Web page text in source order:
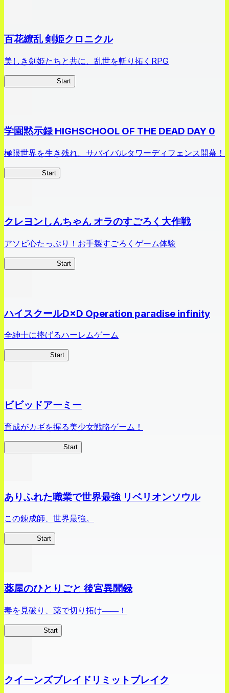
百花繚乱 剣姫クロニクル
美しき剣姫たちと共に、乱世を斬り拓くRPG
Start
学園黙示録 HIGHSCHOOL OF THE DEAD DAY 0
極限世界を生き残れ。サバイバルタワーディフェンス開幕！
Start
クレヨンしんちゃん オラのすごろく大作戦
アソビ心たっぷり！お手製すごろくゲーム体験
Start
ハイスクールD×D Operation paradise infinity
全紳士に捧げるハーレムゲーム
Start
ビビッドアーミー
育成がカギを握る美少女戦略ゲーム！
Start
ありふれた職業で世界最強 リベリオンソウル
この錬成師、世界最強。
Start
薬屋のひとりごと 後宮異聞録
毒を見破り、薬で切り拓け――！
Start
クイーンズブレイドリミットブレイク